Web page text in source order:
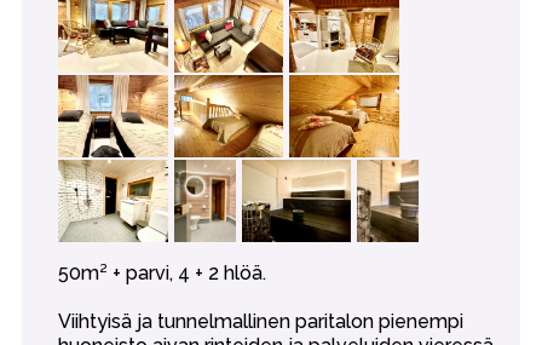
50m² + parvi, 4 + 2 hlöä.
Viihtyisä ja tunnelmallinen paritalon pienempi